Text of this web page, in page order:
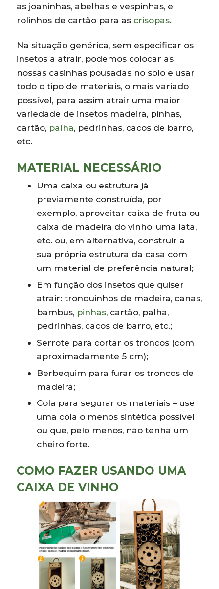
as joaninhas, abelhas e vespinhas, e
rolinhos de cartão para as crisopas.
Na situação genérica, sem especificar os
insetos a atrair, podemos colocar as
nossas casinhas pousadas no solo e usar
todo o tipo de materiais, o mais variado
possível, para assim atrair uma maior
variedade de insetos madeira, pinhas,
cartão, palha, pedrinhas, cacos de barro,
etc.
MATERIAL NECESSÁRIO
Uma caixa ou estrutura já
previamente construída, por
exemplo, aproveitar caixa de fruta ou
caixa de madeira do vinho, uma lata,
etc. ou, em alternativa, construir a
sua própria estrutura da casa com
um material de preferência natural;
Em função dos insetos que quiser
atrair: tronquinhos de madeira, canas,
bambus, pinhas, cartão, palha,
pedrinhas, cacos de barro, etc.;
Serrote para cortar os troncos (com
aproximadamente 5 cm);
Berbequim para furar os troncos de
madeira;
Cola para segurar os materiais – use
uma cola o menos sintética possível
ou que, pelo menos, não tenha um
cheiro forte.
COMO FAZER USANDO UMA
CAIXA DE VINHO